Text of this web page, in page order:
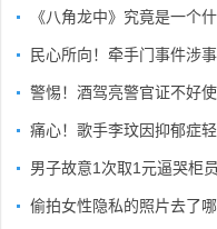
《八角龙中》究竟是一个
民心所向！牵手门事件涉
警惕！酒驾亮警官证不好
痛心！歌手李玟因抑郁症轻
男子故意1次取1元逼哭柜
偷拍女性隐私的照片去了